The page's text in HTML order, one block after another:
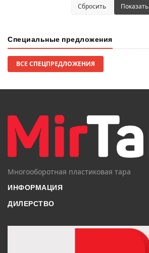
Сбросить Показать
Специальные предложения
ВСЕ СПЕЦПРЕДЛОЖЕНИЯ
Многооборотная пластиковая тара
ИНФОРМАЦИЯ
ДИЛЕРСТВО